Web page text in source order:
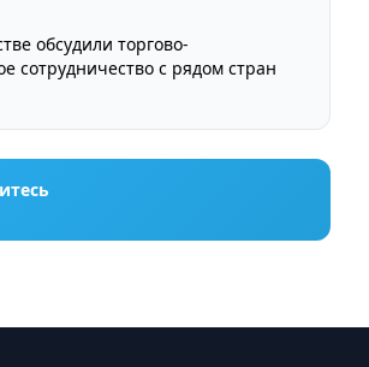
обсудили торгово-
сотрудничество с рядом стран